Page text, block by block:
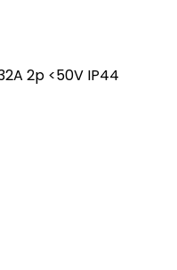
2p <50V IP44